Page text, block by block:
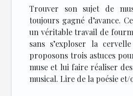
Trouver son sujet de
toujours gagné d’avance.
un véritable travail de
sans s’exploser la
proposons trois astuces
muse et lui faire réaliser
musical. Lire de la poésie et/